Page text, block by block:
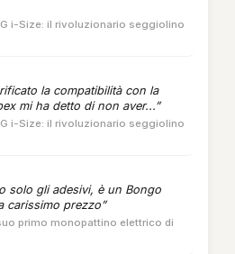
G i-Size: il rivoluzionario seggiolino
la compatibilità con la
mi ha detto di non aver...”
G i-Size: il rivoluzionario seggiolino
solo gli adesivi, è un Bongo
carissimo prezzo”
primo monopattino elettrico di